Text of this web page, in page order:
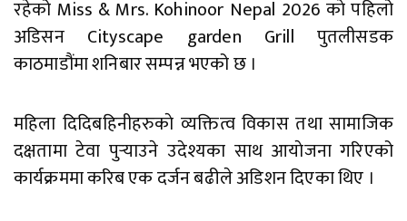
रहेको Miss & Mrs. Kohinoor Nepal 2026 काे पहिलो
अडिसन Cityscape garden Grill पुतलीसडक
काठमाडौंमा शनिबार सम्पन्न भएको छ ।
महिला दिदिबहिनीहरुकाे व्यक्तित्व विकास तथा सामाजिक
दक्षतामा टेवा पुर्‍याउने उदेश्यका साथ आयाेजना गरिएको
कार्यक्रममा करिब एक दर्जन बढीले अडिशन दिएका थिए ।